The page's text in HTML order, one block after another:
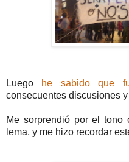
Luego he sabido que
consecuentes discusiones
Me sorprendió por el tono
lema, y me hizo recordar